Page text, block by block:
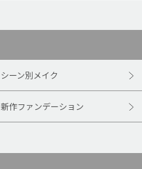
シーン別メイク
新作ファンデーション